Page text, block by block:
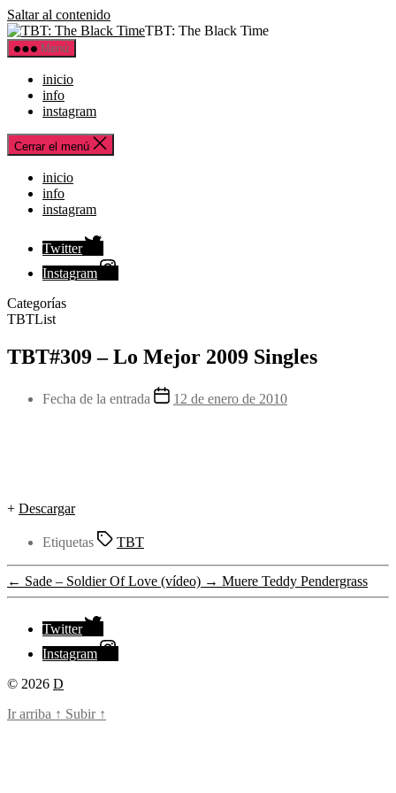
Saltar al contenido
TBT: The Black Time
Menú
inicio
info
instagram
Cerrar el menú
inicio
info
instagram
Twitter
Instagram
Categorías
TBTList
TBT#309 – Lo Mejor 2009 Singles
Fecha de la entrada 12 de enero de 2010
+ Descargar
Etiquetas TBT
← Sade – Soldier Of Love (vídeo) → Muere Teddy Pendergrass
Twitter
Instagram
© 2026 D
Ir arriba ↑ Subir ↑